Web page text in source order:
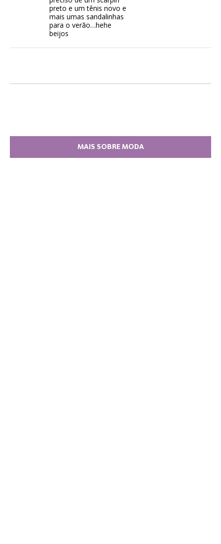
preto e um tênis novo e
mais umas sandalinhas
para o verão…hehe
beijos
MAIS SOBRE MODA